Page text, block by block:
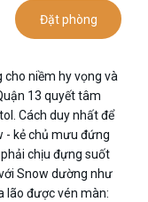
Đặt phòng
cho niềm hy vọng và
13 quyết tâm
Cách duy nhất để
- kẻ chủ mưu đứng
chịu đựng suốt
Snow dường như
lão được vén màn: